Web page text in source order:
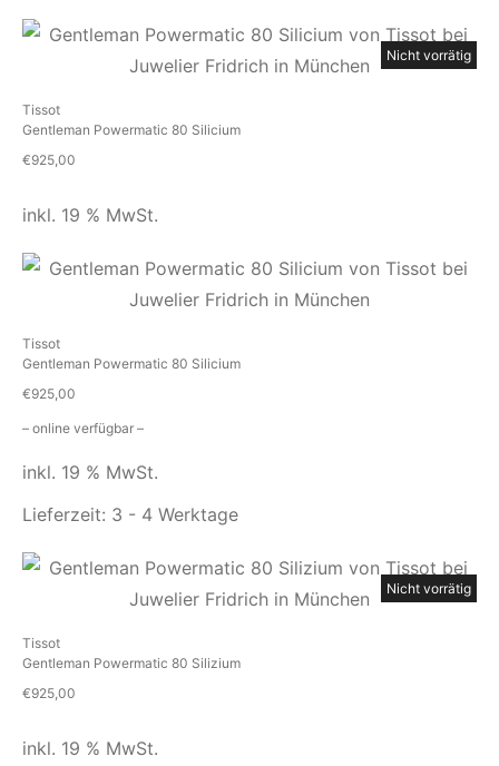
Nicht vorrätig
Tissot
Gentleman Powermatic 80 Silicium
€925,00
inkl. 19 % MwSt.
Tissot
Gentleman Powermatic 80 Silicium
€925,00
– online verfügbar –
inkl. 19 % MwSt.
Lieferzeit: 3 - 4 Werktage
Nicht vorrätig
Tissot
Gentleman Powermatic 80 Silizium
€925,00
inkl. 19 % MwSt.